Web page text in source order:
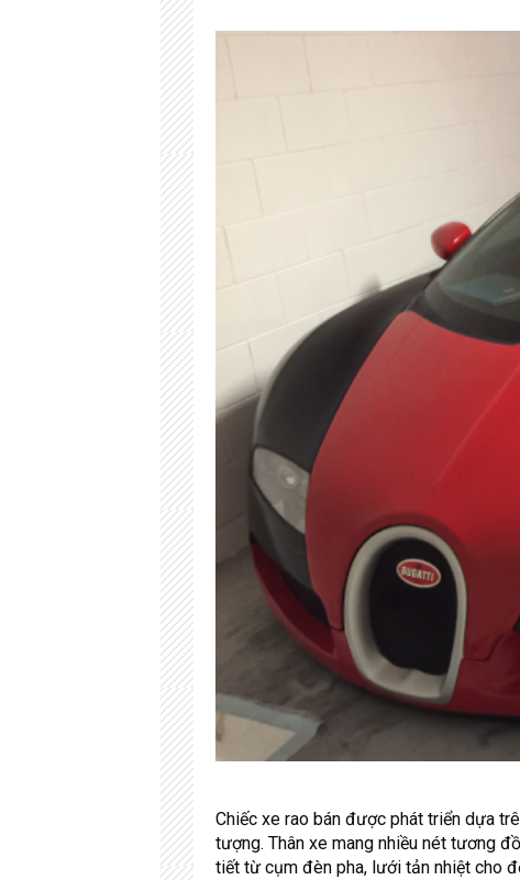
Chiếc xe rao bán được phát triển dựa
tượng. Thân xe mang nhiều nét tương
tiết từ cụm đèn pha, lưới tản nhiệt cho